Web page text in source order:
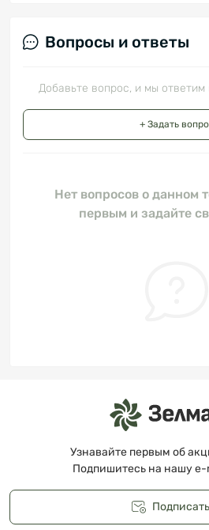
Вопросы и ответы
Добавьте вопрос, и мы
+ Задать
Нет вопросов о данном
первым и задайте
Узнавайте первым об
Подпишитесь на нашу e-